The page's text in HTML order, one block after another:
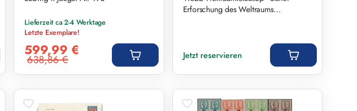
Lieferzeit ca 2-4 Werktage
Letzte Exemplare!
599,99 €
Regulärer Preis:
638,86 €
Erforschung des Weltraums
Jetzt reservieren